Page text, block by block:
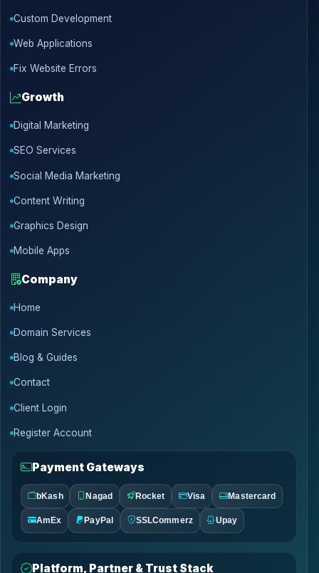
Custom Development
Web Applications
Fix Website Errors
Growth
Digital Marketing
SEO Services
Social Media Marketing
Content Writing
Graphics Design
Mobile Apps
Company
Home
Domain Services
Blog & Guides
Contact
Client Login
Register Account
Payment Gateways
bKash Nagad Rocket Visa Mastercard
AmEx PayPal SSLCommerz Upay
Platform, Partner & Trust Stack